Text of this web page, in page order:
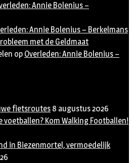
Annie Bolenius –
Annie Bolenius – Berkelmans
met de Geldmaat
op Overleden: Annie Bolenius –
fietsroutes 8 augustus 2026
voetballen? Kom Walking Footballen!
in Biezenmortel, vermoedelijk